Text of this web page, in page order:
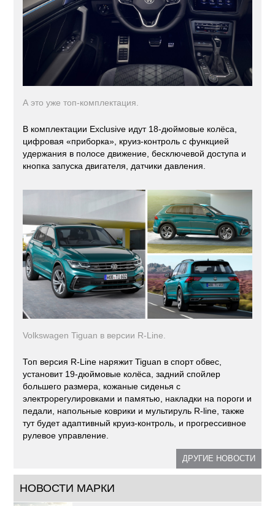
А это уже топ-комплектация.
В комплектации Exclusive идут 18-дюймовые колёса,
цифровая «приборка», круиз-контроль с функцией
удержания в полосе движение, бесключевой доступа и
кнопка запуска двигателя, датчики давления.
Volkswagen Tiguan в версии R-Line.
Топ версия R-Line наряжит Tiguan в спорт обвес,
установит 19-дюймовые колёса, задний спойлер
большего размера, кожаные сиденья с
электрорегулировками и памятью, накладки на пороги и
педали, напольные коврики и мультируль R-line, также
тут будет адаптивный круиз-контроль, и прогрессивное
рулевое управление.
ДРУГИЕ НОВОСТИ
НОВОСТИ МАРКИ